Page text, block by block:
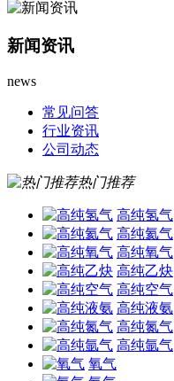
新闻资讯
news
常见问答
行业资讯
公司动态
热门推荐
高纯氢气
高纯氦气
高纯氧气
高纯乙炔
高纯空气
高纯液氨
高纯氮气
高纯氩气
氧气